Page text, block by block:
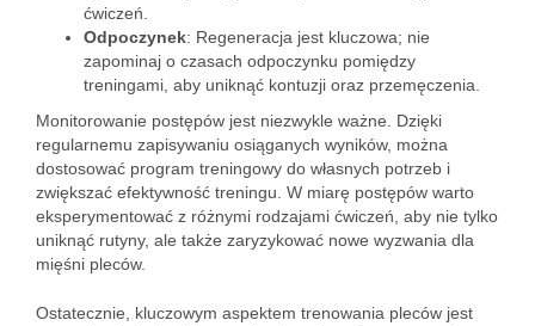
ćwiczeń.
Odpoczynek: Regeneracja jest kluczowa; nie
zapominaj o czasach odpoczynku pomiędzy
treningami, aby uniknąć kontuzji oraz przemęczenia.
Monitorowanie postępów jest niezwykle ważne. Dzięki
regularnemu zapisywaniu osiąganych wyników, można
dostosować program treningowy do własnych potrzeb i
zwiększać efektywność treningu. W miarę postępów warto
eksperymentować z różnymi rodzajami ćwiczeń, aby nie tylko
uniknąć rutyny, ale także zaryzykować nowe wyzwania dla
mięśni pleców.
Ostatecznie, kluczowym aspektem trenowania pleców jest